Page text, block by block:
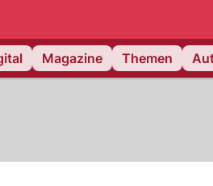
Magazine Themen